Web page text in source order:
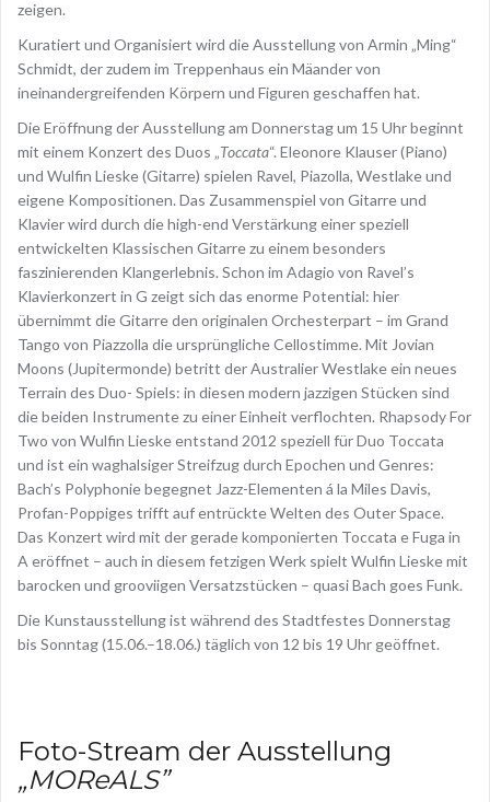
zeigen.
Kuratiert und Organisiert wird die Ausstellung von Armin „Ming“
Schmidt, der zudem im Treppenhaus ein Mäander von
ineinandergreifenden Körpern und Figuren geschaffen hat.
Die Eröffnung der Ausstellung am Donnerstag um 15 Uhr beginnt
mit einem Konzert des Duos „Toccata“. Eleonore Klauser (Piano)
und Wulfin Lieske (Gitarre) spielen Ravel, Piazolla, Westlake und
eigene Kompositionen. Das Zusammenspiel von Gitarre und
Klavier wird durch die high-end Verstärkung einer speziell
entwickelten Klassischen Gitarre zu einem besonders
faszinierenden Klangerlebnis. Schon im Adagio von Ravel’s
Klavierkonzert in G zeigt sich das enorme Potential: hier
übernimmt die Gitarre den originalen Orchesterpart – im Grand
Tango von Piazzolla die ursprüngliche Cellostimme. Mit Jovian
Moons (Jupitermonde) betritt der Australier Westlake ein neues
Terrain des Duo- Spiels: in diesen modern jazzigen Stücken sind
die beiden Instrumente zu einer Einheit verflochten. Rhapsody For
Two von Wulfin Lieske entstand 2012 speziell für Duo Toccata
und ist ein waghalsiger Streifzug durch Epochen und Genres:
Bach’s Polyphonie begegnet Jazz-Elementen á la Miles Davis,
Profan-Poppiges trifft auf entrückte Welten des Outer Space.
Das Konzert wird mit der gerade komponierten Toccata e Fuga in
A eröffnet – auch in diesem fetzigen Werk spielt Wulfin Lieske mit
barocken und grooviigen Versatzstücken – quasi Bach goes Funk.
Die Kunstausstellung ist während des Stadtfestes Donnerstag
bis Sonntag (15.06.–18.06.) täglich von 12 bis 19 Uhr geöffnet.
Foto-Stream der Ausstellung
„MOReALS”